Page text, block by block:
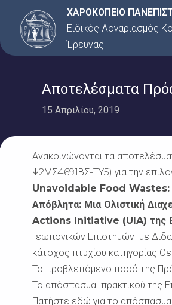
Μετάβαση
περιεχόμενο
ΧΑΡΟΚΟΠΕΙΟ
Ειδικός Λογαριασμός
Έρευνας
Αποτελέσματα
15 Απριλίου, 2019
Ανακοινώνονται τα
Ψ2ΜΣ4691ΒΣ-ΤΥ5) για την
Unavoidable Food
Απόβλητα: Μια Ολιστική
Actions Initiative (UIA) της
Γεωπονικών Επιστημών με
κάτοχος πτυχίου κατηγορίας
Το προβλεπόμενο ποσό της
Το απόσπασμα πρακτικού της
Πατήστε εδώ για το